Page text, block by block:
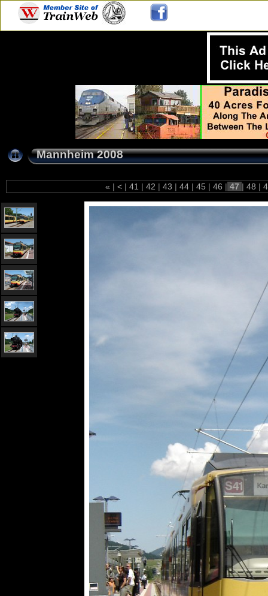
Mannheim 2008
« | < | 41 | 42 | 43 | 44 | 45 | 46 | 47 | 48 |